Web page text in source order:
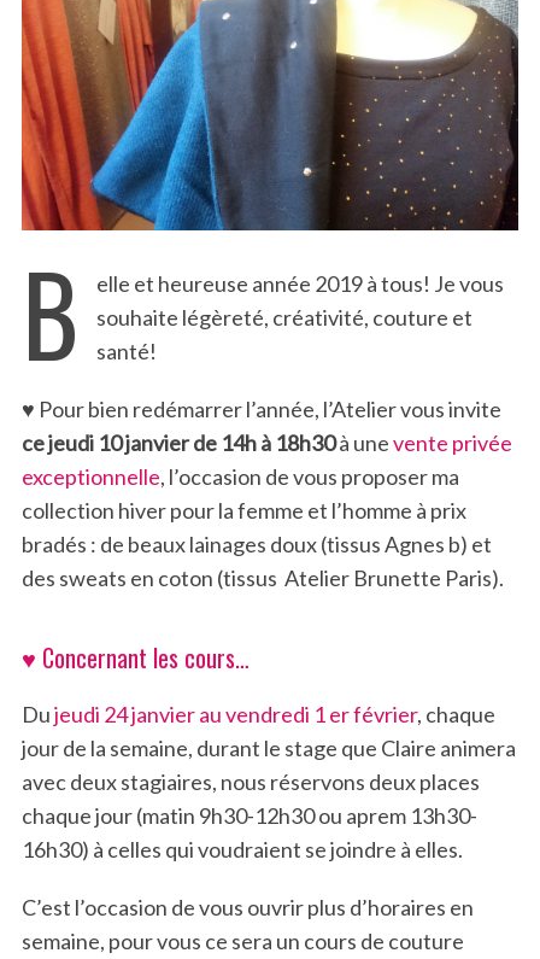
B
elle et heureuse année 2019 à tous! Je vous
souhaite légèreté, créativité, couture et
santé!
♥ Pour bien redémarrer l’année, l’Atelier vous invite
ce jeudi 10 janvier de 14h à 18h30à unevente privée
exceptionnelle, l’occasion de vous proposer ma
collection hiver pour la femme et l’homme à prix
bradés : de beaux lainages doux (tissus Agnes b) et
des sweats en coton (tissus Atelier Brunette Paris).
♥ Concernant les cours…
Dujeudi 24 janvier au vendredi 1 er février, chaque
jour de la semaine, durant le stage que Claire animera
avec deux stagiaires, nous réservons deux places
chaque jour (matin 9h30-12h30 ou aprem 13h30-
16h30) à celles qui voudraient se joindre à elles.
C’est l’occasion de vous ouvrir plus d’horaires en
semaine, pour vous ce sera un cours de couture